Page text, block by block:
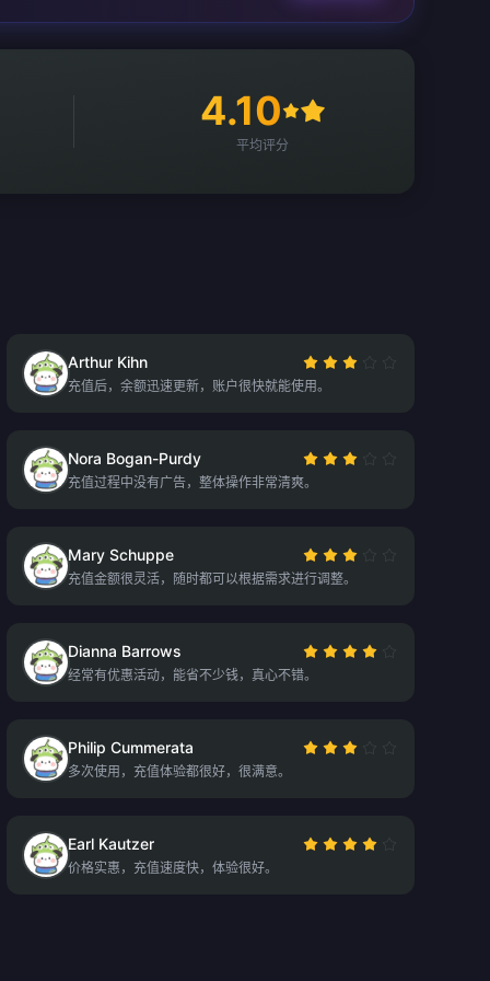
4.10
平均评分
Arthur Kihn
充值后，余额迅速更新，账户很快就能使用。
Nora Bogan-Purdy
充值过程中没有广告，整体操作非常清爽。
Mary Schuppe
充值金额很灵活，随时都可以根据需求进行调整。
Dianna Barrows
经常有优惠活动，能省不少钱，真心不错。
Philip Cummerata
多次使用，充值体验都很好，很满意。
Earl Kautzer
价格实惠，充值速度快，体验很好。